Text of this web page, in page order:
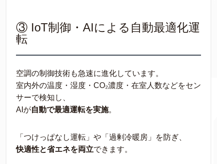
③ IoT制御・AIによる自動最適化運
転
空調の制御技術も急速に進化しています。
室内外の温度・湿度・CO₂濃度・在室人数などをセン
サーで検知し、
AIが自動で最適運転を実施。
「つけっぱなし運転」や「過剰冷暖房」を防ぎ、
快適性と省エネを両立できます。